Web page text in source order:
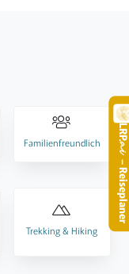
–
Familienfreundlich
Trekking & Hiking